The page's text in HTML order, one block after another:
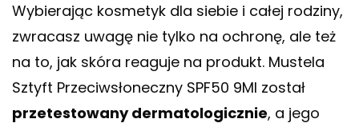
Wybierając kosmetyk dla siebie i całej rodziny,
zwracasz uwagę nie tylko na ochronę, ale też
na to, jak skóra reaguje na produkt. Mustela
Sztyft Przeciwsłoneczny SPF50 9Ml został
przetestowany dermatologicznie, a jego